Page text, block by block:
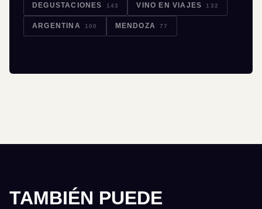
DEGUSTACIONES 143 VINO EN VIAJES 132
ARGENTINA 100 MENDOZA 77
TAMBIÉN PUEDE